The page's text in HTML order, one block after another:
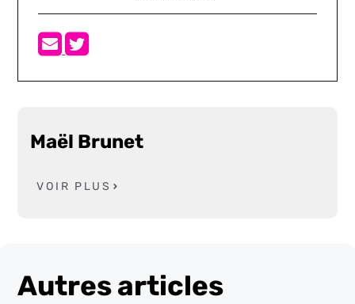
Maël Brunet
VOIR PLUS
Autres articles